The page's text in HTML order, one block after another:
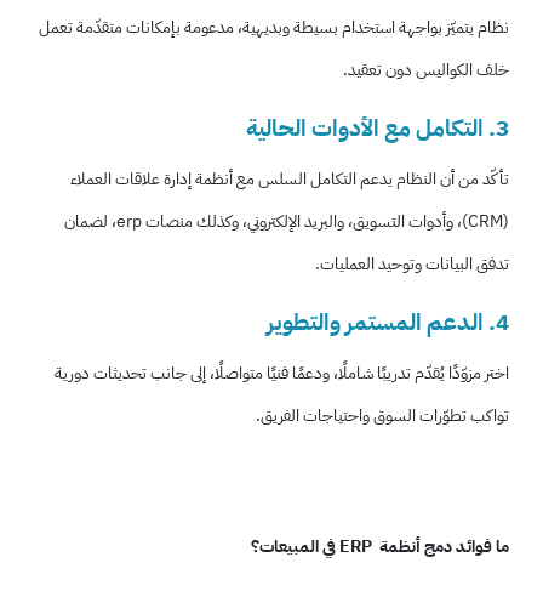
نظام يتميّز بواجهة استخدام بسيطة وبديهية، مدعومة بإمكانات متقدّمة تعمل
خلف الكواليس دون تعقيد.
3. التكامل مع الأدوات الحالية
تأكّد من أن النظام يدعم التكامل السلس مع أنظمة إدارة علاقات العملاء
(CRM)، وأدوات التسويق، والبريد الإلكتروني، وكذلك منصات erp، لضمان
تدفق البيانات وتوحيد العمليات.
4. الدعم المستمر والتطوير
اختر مزوّدًا يُقدّم تدريبًا شاملًا، ودعمًا فنيًا متواصلًا، إلى جانب تحديثات دورية
تواكب تطوّرات السوق واحتياجات الفريق.
ما فوائد دمج أنظمة ERP في المبيعات؟